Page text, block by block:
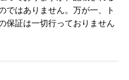
ではありません。万が一、ト
保証は一切行っておりません